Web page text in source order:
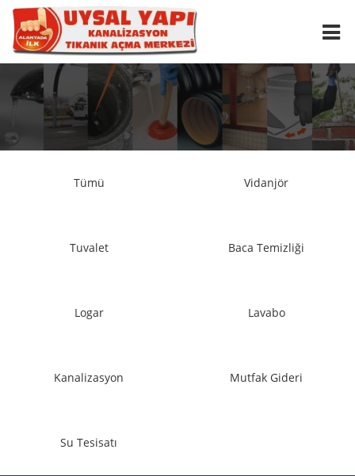
ANASAYFA
KURUMSAL
HİZMETLERİMİZ
LOGAR
KANALİZASYON
Tümü Vidanjör
Tuvalet Baca Temizliği
Logar Lavabo
Kanalizasyon Mutfak Gideri
Su Tesisatı